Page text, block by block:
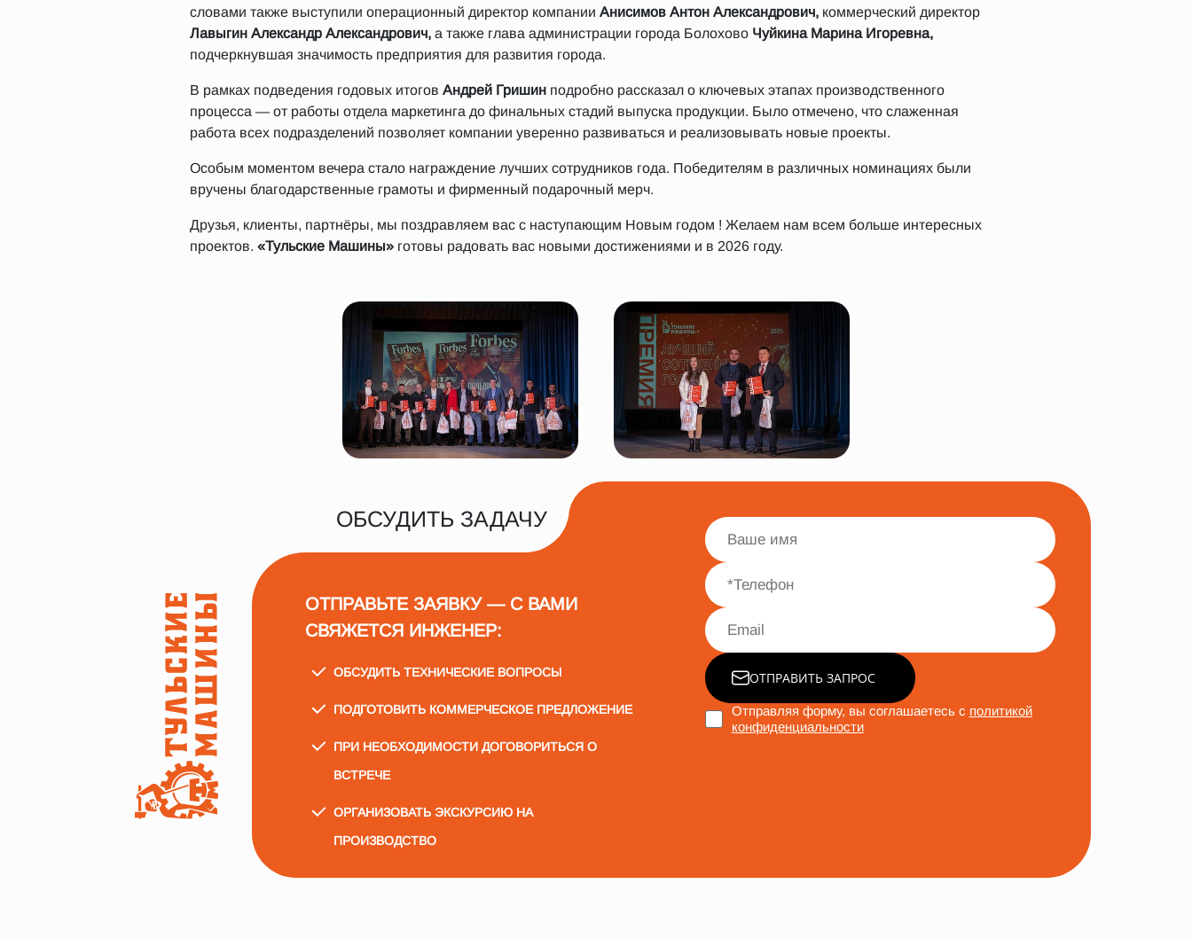
словами также выступили операционный директор компании Анисимов Антон Александрович, коммерческий директор
Лавыгин Александр Александрович, а также глава администрации города Болохово Чуйкина Марина Игоревна,
подчеркнувшая значимость предприятия для развития города.
В рамках подведения годовых итогов Андрей Гришин подробно рассказал о ключевых этапах производственного
процесса — от работы отдела маркетинга до финальных стадий выпуска продукции. Было отмечено, что слаженная
работа всех подразделений позволяет компании уверенно развиваться и реализовывать новые проекты.
Особым моментом вечера стало награждение лучших сотрудников года. Победителям в различных номинациях были
вручены благодарственные грамоты и фирменный подарочный мерч.
Друзья, клиенты, партнёры, мы поздравляем вас с наступающим Новым годом ! Желаем нам всем больше интересных
проектов. «Тульские Машины» готовы радовать вас новыми достижениями и в 2026 году.
ОБСУДИТЬ ЗАДАЧУ
ОТПРАВЬТЕ ЗАЯВКУ — С ВАМИ
СВЯЖЕТСЯ ИНЖЕНЕР:
ОБСУДИТЬ ТЕХНИЧЕСКИЕ ВОПРОСЫ
ПОДГОТОВИТЬ КОММЕРЧЕСКОЕ ПРЕДЛОЖЕНИЕ
ПРИ НЕОБХОДИМОСТИ ДОГОВОРИТЬСЯ О
ВСТРЕЧЕ
ОРГАНИЗОВАТЬ ЭКСКУРСИЮ НА
ПРОИЗВОДСТВО
ОТПРАВИТЬ ЗАПРОС
Отправляя форму, вы соглашаетесь с политикой
конфиденциальности